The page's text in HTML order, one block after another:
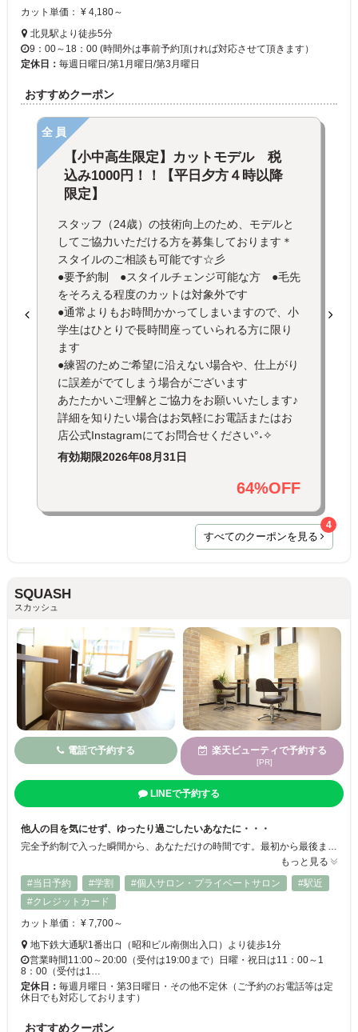
カット単価： ¥ 4,180～
北見駅より徒歩5分
9：00～18：00 (時間外は事前予約頂ければ対応させて頂きます）
定休日： 毎週日曜日/第1月曜日/第3月曜日
おすすめクーポン
全員
【小中高生限定】カットモデル 税
込み1000円！！【平日夕方４時以降
限定】
スタッフ（24歳）の技術向上のため、モデルと
してご協力いただける方を募集しております＊
スタイルのご相談も可能です☆彡
●要予約制 ●スタイルチェンジ可能な方 ●毛先
をそろえる程度のカットは対象外です
●通常よりもお時間かかってしまいますので、小
学生はひとりで長時間座っていられる方に限り
ます
●練習のためご希望に沿えない場合や、仕上がり
に誤差がでてしまう場合がございます
あたたかいご理解とご協力をお願いいたします♪
詳細を知りたい場合はお気軽にお電話またはお
店公式Instagramにてお問合せください°˖✧
有効期限2026年08月31日
64%OFF
すべてのクーポンを見る
4
SQUASH
スカッシュ
電話で予約する 楽天ビューティで予約する
[PR]
LINEで予約する
他人の目を気にせず、ゆったり過ごしたいあなたに・・・
完全予約制で入った瞬間から、あなただけの時間です。最初から最後まで一人の担当が、マンツーマンでじっくり丁寧に対応致します。あなたがいつまでもキラキラと輝き、キレイと言われるために、ダメージケアにこだわっております。当店は、あなたのキレイをサポートし続ける”オトナ女性”のためのプライベートヘアサロン（キレイな髪を作るお店）です。
もっと見る
#当日予約
#学割 #個人サロン・プライベートサロン
#駅近
#クレジットカード
カット単価： ¥ 7,700～
地下鉄大通駅1番出口（昭和ビル南側出入口）より徒歩1分
営業時間11:00～20:00（受付は19:00まで）日曜・祝日は11：00～1
8：00（受付は1…
定休日： 毎週月曜日・第3日曜日・その他不定休（ご予約のお電話等は定
休日でも対応しております）
おすすめクーポン